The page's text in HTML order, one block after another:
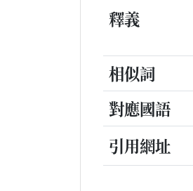
釋義
相似詞
對應國語
引用網址